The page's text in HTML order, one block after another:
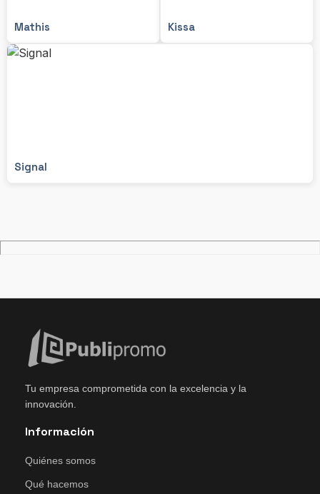
Mathis Kissa
Signal
Tu empresa comprometida con la excelencia y la
innovación.
Información
Quiénes somos
Qué hacemos